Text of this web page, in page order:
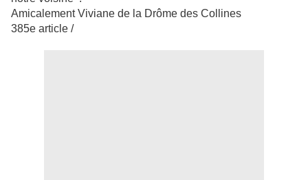
Amicalement Viviane de la Drôme des Collines
385e article /